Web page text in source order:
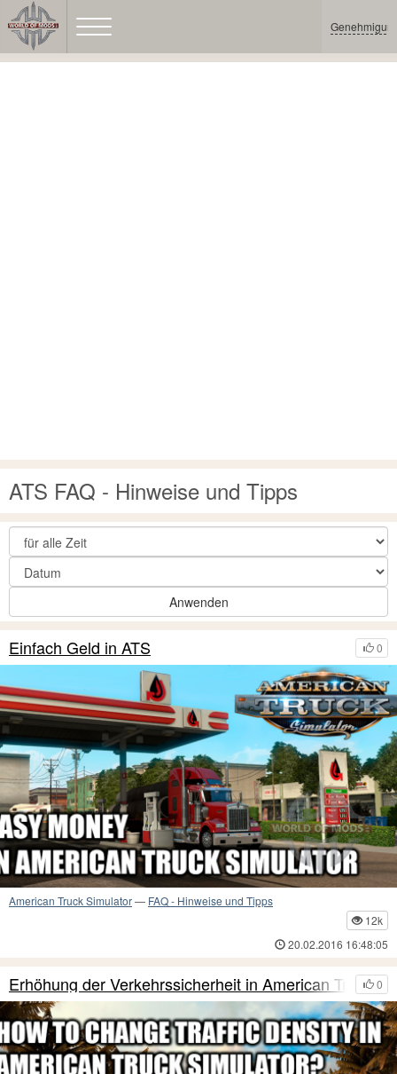
ATS FAQ - Hinweise und Tipps
Anwenden
0
Einfach Geld in ATS
American Truck Simulator— FAQ - Hinweise und Tipps
12k
20.02.2016 16:48:05
0
Erhöhung der Verkehrssicherheit in American Truc